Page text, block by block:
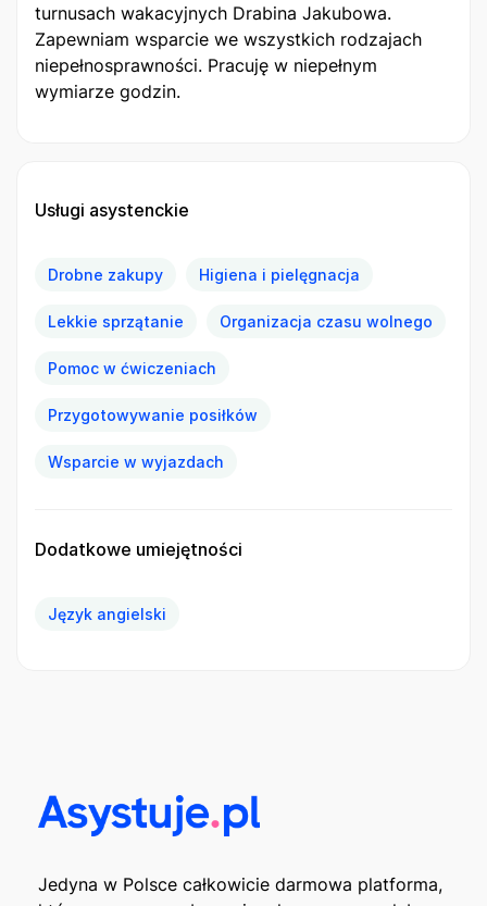
turnusach wakacyjnych Drabina Jakubowa.
Zapewniam wsparcie we wszystkich rodzajach
niepełnosprawności. Pracuję w niepełnym
wymiarze godzin.
Usługi asystenckie
Drobne zakupy Higiena i pielęgnacja
Lekkie sprzątanie Organizacja czasu wolnego
Pomoc w ćwiczeniach
Przygotowywanie posiłków
Wsparcie w wyjazdach
Dodatkowe umiejętności
Język angielski
Jedyna w Polsce całkowicie darmowa platforma,